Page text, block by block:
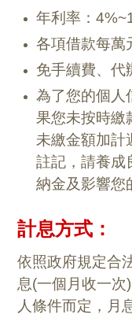
年利率：
各項借款每萬
免手續費、代
為了您的個人
果您未按時繳
未繳金額加計
註記，請養成
納金及影響您
計息方式：
依照政府規定合
息(一個月收一
人條件而定，月